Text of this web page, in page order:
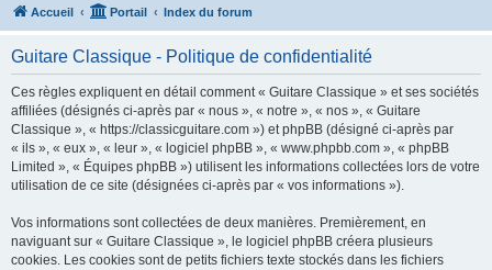
Accueil Portail Index du forum
Guitare Classique - Politique de confidentialité
Ces règles expliquent en détail comment « Guitare Classique » et ses sociétés
affiliées (désignés ci-après par « nous », « notre », « nos », « Guitare
Classique », « https://classicguitare.com ») et phpBB (désigné ci-après par
« ils », « eux », « leur », « logiciel phpBB », « www.phpbb.com », « phpBB
Limited », « Équipes phpBB ») utilisent les informations collectées lors de votre
utilisation de ce site (désignées ci-après par « vos informations »).
Vos informations sont collectées de deux manières. Premièrement, en
naviguant sur « Guitare Classique », le logiciel phpBB créera plusieurs
cookies. Les cookies sont de petits fichiers texte stockés dans les fichiers